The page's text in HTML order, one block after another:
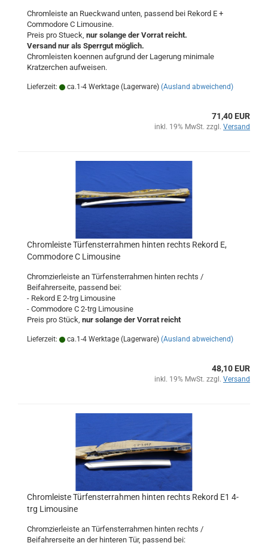
Chromleiste an Rueckwand unten, passend bei Rekord E +
Commodore C Limousine.
Preis pro Stueck, nur solange der Vorrat reicht.
Versand nur als Sperrgut möglich.
Chromleisten koennen aufgrund der Lagerung minimale
Kratzerchen aufweisen.
Lieferzeit: ca.1-4 Werktage (Lagerware) (Ausland abweichend)
71,40 EUR
inkl. 19% MwSt. zzgl. Versand
Chromleiste Türfensterrahmen hinten rechts Rekord E,
Commodore C Limousine
Chromzierleiste an Türfensterrahmen hinten rechts /
Beifahrerseite, passend bei:
- Rekord E 2-trg Limousine
- Commodore C 2-trg Limousine
Preis pro Stück, nur solange der Vorrat reicht
Lieferzeit: ca.1-4 Werktage (Lagerware) (Ausland abweichend)
48,10 EUR
inkl. 19% MwSt. zzgl. Versand
Chromleiste Türfensterrahmen hinten rechts Rekord E1 4-
trg Limousine
Chromzierleiste an Türfensterrahmen hinten rechts /
Beifahrerseite an der hinteren Tür, passend bei: